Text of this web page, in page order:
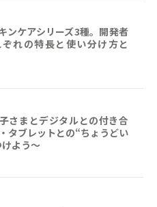
ンケアシリーズ3種。開発者
れの特長と使い分け方と
さまとデジタルとの付き合
タブレットとの“ちょうどい
よう〜